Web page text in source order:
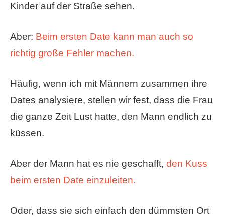
Kinder auf der Straße sehen.
Aber: Beim ersten Date kann man auch so
richtig große Fehler machen.
Häufig, wenn ich mit Männern zusammen ihre
Dates analysiere, stellen wir fest, dass die Frau
die ganze Zeit Lust hatte, den Mann endlich zu
küssen.
Aber der Mann hat es nie geschafft, den Kuss
beim ersten Date einzuleiten.
Oder, dass sie sich einfach den dümmsten Ort